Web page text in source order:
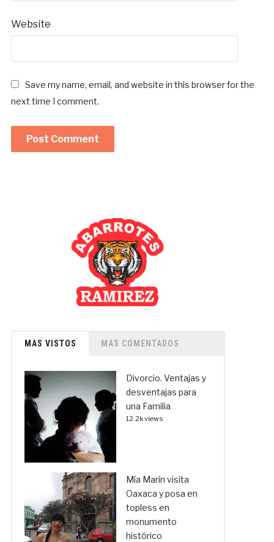
Website
Save my name, email, and website in this browser for the
next time I comment.
MAS VISTOS MAS COMENTADOS
Divorcio. Ventajas y
desventajas para
una Familia
12.2k views
Mía Marín visita
Oaxaca y posa en
topless en
monumento
histórico